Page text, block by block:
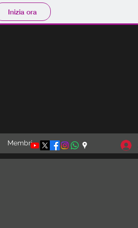
Inizia ora
Membri